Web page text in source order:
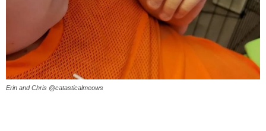
Erin and Chris @catasticalmeows